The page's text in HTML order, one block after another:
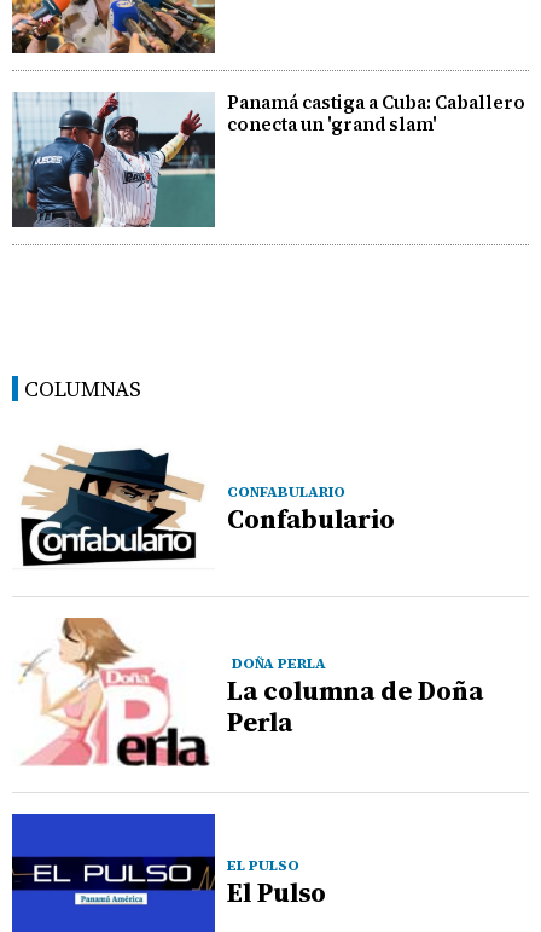
Panamá castiga a Cuba: Caballero
conecta un 'grand slam'
COLUMNAS
CONFABULARIO
Confabulario
DOÑA PERLA
La columna de Doña
Perla
EL PULSO
El Pulso